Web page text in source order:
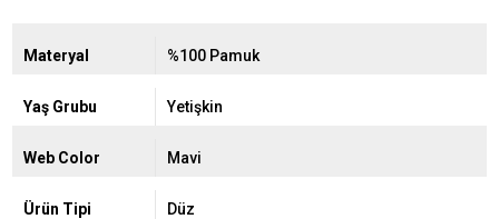
Materyal %100 Pamuk
Yaş Grubu Yetişkin
Web Color Mavi
Ürün Tipi Düz